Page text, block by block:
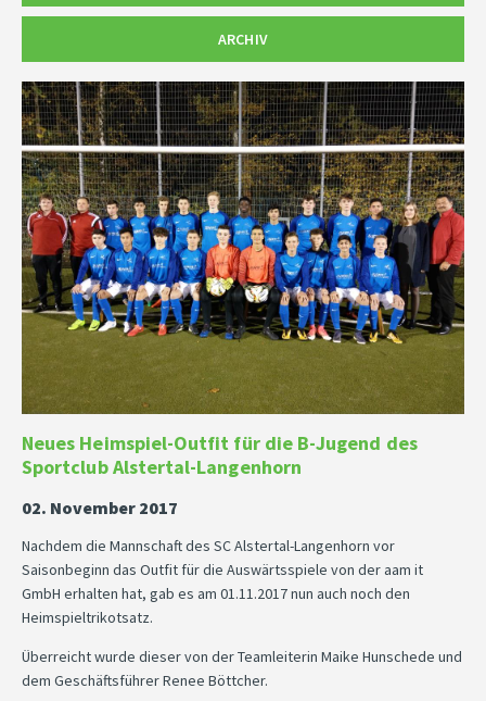
ARCHIV
Neues Heimspiel-Outfit für die B-Jugend des
Sportclub Alstertal-Langenhorn
02. November 2017
Nachdem die Mannschaft des SC Alstertal-Langenhorn vor
Saisonbeginn das Outfit für die Auswärtsspiele von der aam it
GmbH erhalten hat, gab es am 01.11.2017 nun auch noch den
Heimspieltrikotsatz.
Überreicht wurde dieser von der Teamleiterin Maike Hunschede und
dem Geschäftsführer Renee Böttcher.